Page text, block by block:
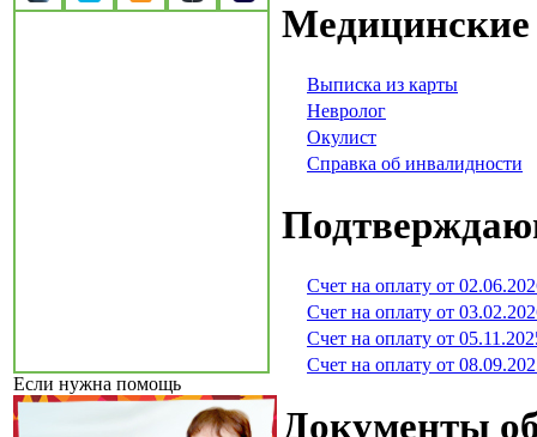
Если нужна помощь
Выписка из карты
Невролог
Окулист
Справка об инвалидности
Счет на оплату от
Счет на оплату от
Счет на оплату от
Счет на оплату от
Документы